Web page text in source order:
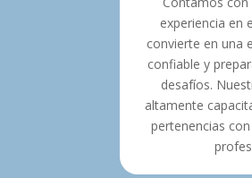
experiencia en
convierte en una
confiable y
desafíos.
altamente
pertenencias